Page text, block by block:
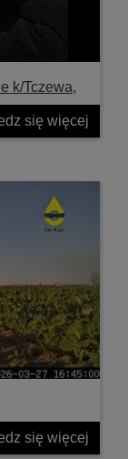
k/Tczewa,
się więcej
się więcej